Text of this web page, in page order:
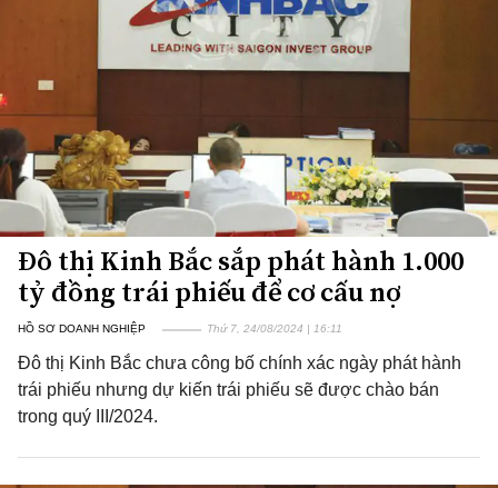
Đô thị Kinh Bắc sắp phát hành 1.000
tỷ đồng trái phiếu để cơ cấu nợ
HỒ SƠ DOANH NGHIỆP Thứ 7, 24/08/2024 | 16:11
Đô thị Kinh Bắc chưa công bố chính xác ngày phát hành
trái phiếu nhưng dự kiến trái phiếu sẽ được chào bán
trong quý III/2024.